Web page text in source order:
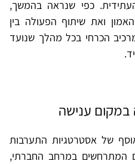
כפי שנראה בהמשך,
ואת שיתוף הפעולה בין
הכרחי בכל מהלך שנועד
במקום ענישה
של אסטרטגיות התערבות
המתרחשים במרחב החברתי,